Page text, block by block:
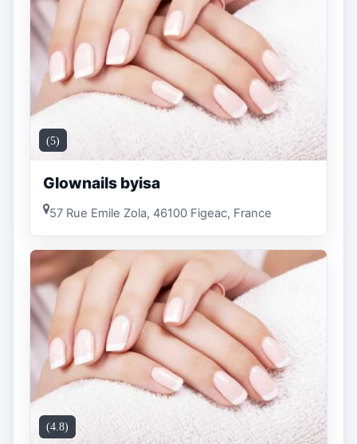
(5)
Glownails byisa
57 Rue Emile Zola, 46100 Figeac, France
(4.8)